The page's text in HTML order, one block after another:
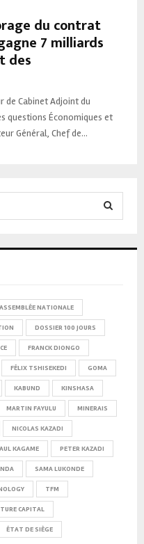
du contrat
7 milliards
des
de Cabinet Adjoint du
questions Économiques et
Général, Chef de...
ASSEMBLÉE NATIONALE
DOSSIER 100 JOURS
FRANCK DIONGO
FÉLIX TSHISEKEDI GOMA
KABUND KINSHASA
MARTIN FAYULU MINERAIS
NICOLAS KAZADI
KAGAME PETER KAZADI
SAMA LUKONDE
TFM
CAPITAL
ÉTAT DE SIÈGE